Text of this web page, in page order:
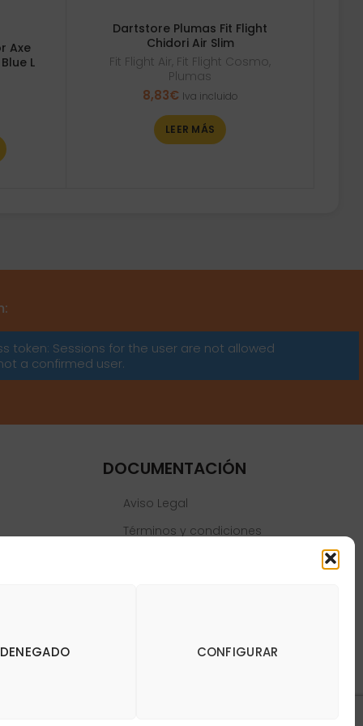
DENEGADO CONFIGURAR
Axe
L
Dartstore Plumas Fit Flight
Chidori Air Slim
Fit Flight Air , Fit Flight Cosmo,
Plumas
8,83€ Iva incluido
LEER MÁS
token: Sessions for the user are not allowed
a confirmed user.
DOCUMENTACIÓN
Aviso Legal
Términos y condiciones